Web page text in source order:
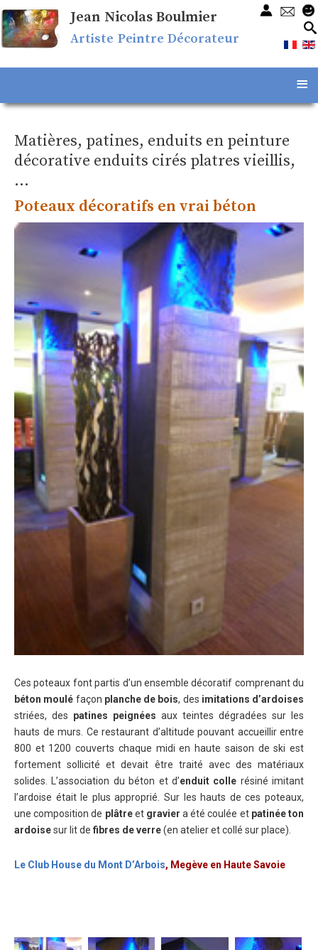
Jean Nicolas Boulmier
Artiste Peintre Décorateur
≡
Matières, patines, enduits en peinture
décorative enduits cirés platres vieillis,
...
Poteaux décoratifs en vrai béton
Ces poteaux font partis d’un ensemble décoratif comprenant du
béton moulé façon planche de bois, des imitations d’ardoises
striées, des patines peignées aux teintes dégradées sur les
hauts de murs. Ce restaurant d’altitude pouvant accueillir entre
800 et 1200 couverts chaque midi en haute saison de ski est
fortement sollicité et devait être traité avec des matériaux
solides. L’association du béton et d’enduit colle résiné imitant
l’ardoise était le plus approprié. Sur les hauts de ces poteaux,
une composition de plâtreet gravier a été coulée et patinée ton
ardoisesur lit de fibres de verre(en atelier et collé sur place).
Le Club House du Mont D’Arbois, Megève en Haute Savoie